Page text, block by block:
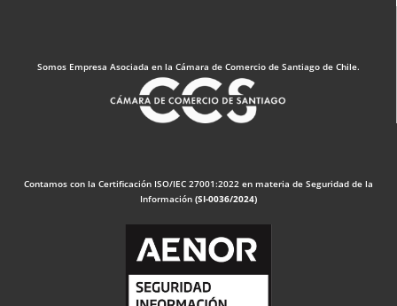
Somos Empresa Asociada en la Cámara de Comercio de Santiago de Chile.
Contamos con la Certificación ISO/IEC 27001:2022 en materia de Seguridad de la
Información (SI-0036/2024)